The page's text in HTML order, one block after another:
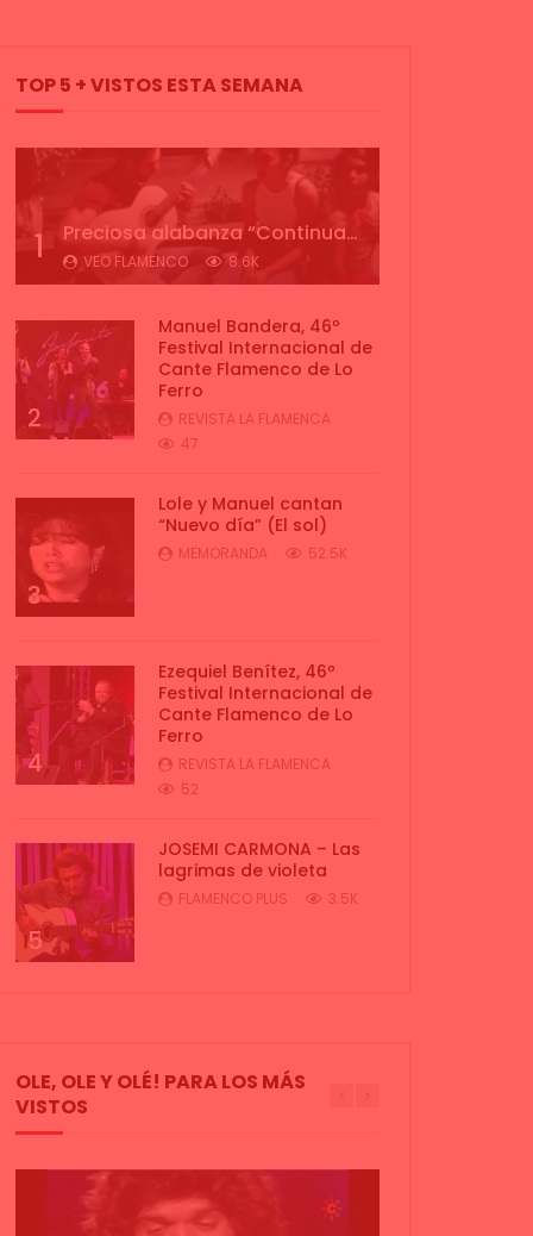
TOP 5 + VISTOS ESTA SEMANA
1 Preciosa alabanza “Continua” cantada por ALBA CORTES acompañada de IVAN a la guitarra | VEOFLAMENCO
VEO FLAMENCO 8.6K
2
Manuel Bandera, 46º
Festival Internacional de
Cante Flamenco de Lo
Ferro
REVISTA LA FLAMENCA
47
3
Lole y Manuel cantan
“Nuevo día” (El sol)
MEMORANDA 52.5K
4
Ezequiel Benítez, 46º
Festival Internacional de
Cante Flamenco de Lo
Ferro
REVISTA LA FLAMENCA
52
5
JOSEMI CARMONA – Las
lagrimas de violeta
FLAMENCO PLUS 3.5K
OLE, OLE Y OLÉ! PARA LOS MÁS
VISTOS